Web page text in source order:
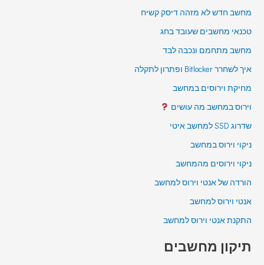
מחשב חדש לא מזהה דיסק קשיח
טכנאי מחשבים שעובד בחג
מחשב מתחמם ונכבה לבד
איך לשחרר Bitlocker ופתרון לתקלה
מחיקת וירוסים במחשב
וירוס במחשב מה עושים
שדרוג SSD למחשב איטי
ניקוי וירוס במחשב
ניקוי וירוסים מהמחשב
הורדה של אנטי וירוס למחשב
אנטי וירוס למחשב
התקנת אנטי וירוס למחשב
תיקון מחשבים